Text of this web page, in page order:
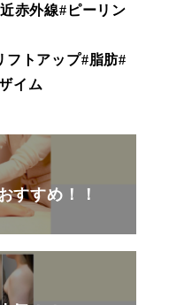
赤外線#ピーリン
フトアップ#脂肪#
イム
すすめ！！